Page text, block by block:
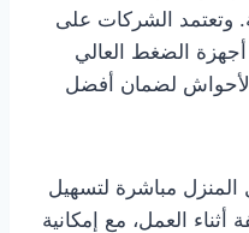
وتعتمد الشركات على
الضغط العالي
لضمان أفضل
مباشرة لتسهيل
أثناء العمل، مع إمكانية